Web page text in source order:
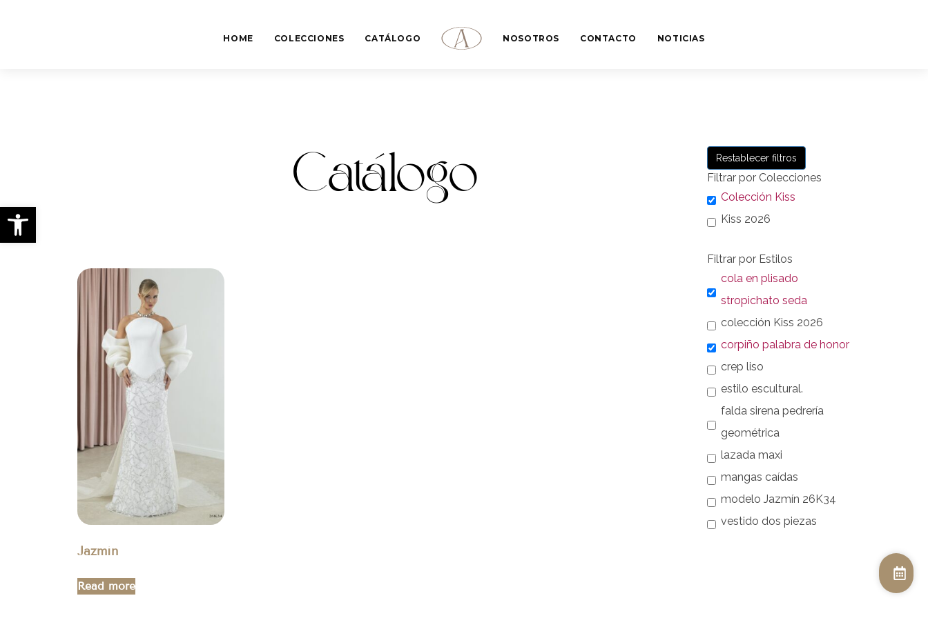
Abrir barra de herramientas
HOME COLECCIONES CATÁLOGO NOSOTROS CONTACTO NOTICIAS
Catálogo
Jazmín
Read more
Restablecer filtros
Filtrar por Colecciones
Colección Kiss
Kiss 2026
Filtrar por Estilos
cola en plisado
stropichato seda
colección Kiss 2026
corpiño palabra de honor
crep liso
estilo escultural.
falda sirena pedrería
geométrica
lazada maxi
mangas caídas
modelo Jazmín 26K34
vestido dos piezas